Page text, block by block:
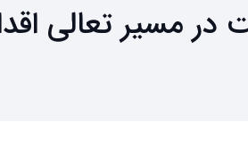
مسیر تعالی